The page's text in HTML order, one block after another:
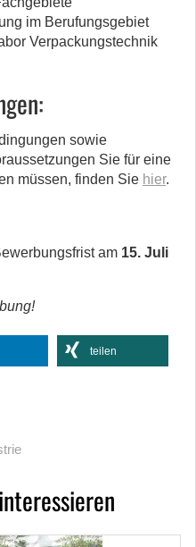
im Berufungsgebiet
Verpackungstechnik
sowie
Sie für eine
müssen, finden Sie hier.
am 15. Juli
teilen